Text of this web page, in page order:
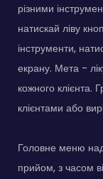
різними
натискай ліву
інструменти,
екрану. Мета -
кожного клієнта.
клієнтами або
Головне меню
прийом, з часом